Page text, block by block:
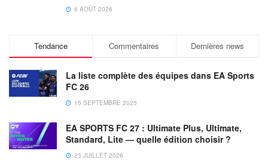
6 AOÛT 2026
Tendance Commentaires Dernières news
La liste complète des équipes dans EA Sports
FC 26
15 SEPTEMBRE 2025
EA SPORTS FC 27 : Ultimate Plus, Ultimate,
Standard, Lite — quelle édition choisir ?
23 JUILLET 2026